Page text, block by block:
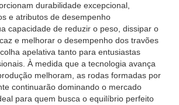
durabilidade excepcional,
e atributos de desempenho
capacidade de reduzir o peso, dissipar o
e melhorar o desempenho dos travões
apelativa tanto para entusiastas
À medida que a tecnologia avança
melhoram, as rodas formadas por
continuarão dominando o mercado
para quem busca o equilíbrio perfeito